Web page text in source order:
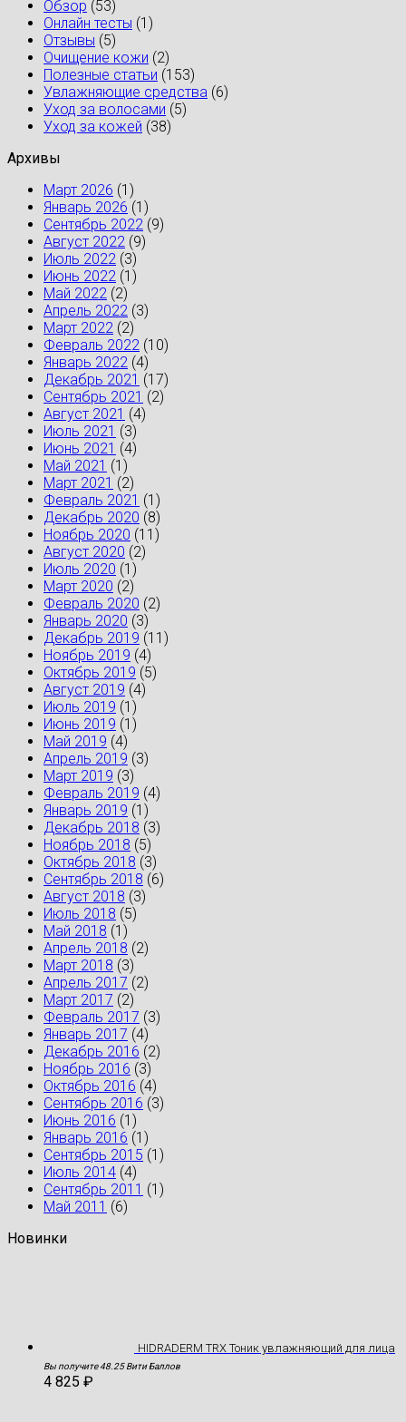
Обзор (53)
Онлайн тесты (1)
Отзывы (5)
Очищение кожи (2)
Полезные статьи (153)
Увлажняющие средства (6)
Уход за волосами (5)
Уход за кожей (38)
Архивы
Март 2026 (1)
Январь 2026 (1)
Сентябрь 2022 (9)
Август 2022 (9)
Июль 2022 (3)
Июнь 2022 (1)
Май 2022 (2)
Апрель 2022 (3)
Март 2022 (2)
Февраль 2022 (10)
Январь 2022 (4)
Декабрь 2021 (17)
Сентябрь 2021 (2)
Август 2021 (4)
Июль 2021 (3)
Июнь 2021 (4)
Май 2021 (1)
Март 2021 (2)
Февраль 2021 (1)
Декабрь 2020 (8)
Ноябрь 2020 (11)
Август 2020 (2)
Июль 2020 (1)
Март 2020 (2)
Февраль 2020 (2)
Январь 2020 (3)
Декабрь 2019 (11)
Ноябрь 2019 (4)
Октябрь 2019 (5)
Август 2019 (4)
Июль 2019 (1)
Июнь 2019 (1)
Май 2019 (4)
Апрель 2019 (3)
Март 2019 (3)
Февраль 2019 (4)
Январь 2019 (1)
Декабрь 2018 (3)
Ноябрь 2018 (5)
Октябрь 2018 (3)
Сентябрь 2018 (6)
Август 2018 (3)
Июль 2018 (5)
Май 2018 (1)
Апрель 2018 (2)
Март 2018 (3)
Апрель 2017 (2)
Март 2017 (2)
Февраль 2017 (3)
Январь 2017 (4)
Декабрь 2016 (2)
Ноябрь 2016 (3)
Октябрь 2016 (4)
Сентябрь 2016 (3)
Июнь 2016 (1)
Январь 2016 (1)
Сентябрь 2015 (1)
Июль 2014 (4)
Сентябрь 2011 (1)
Май 2011 (6)
Новинки
HIDRADERM TRX Тоник увлажняющий для лица
Вы получите 48.25 Вити Баллов
4 825 ₽